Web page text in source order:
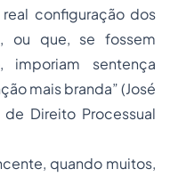
configuração dos
ou que, se fossem
imporiam sentença
mais branda”(José
de Direito Processual
quando muitos,